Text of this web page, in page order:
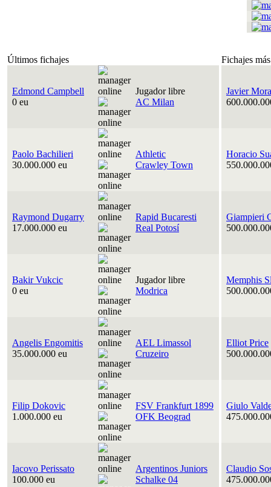
Últimos fichajes Fichajes
Edmond Campbell
0 eu
Jugador libre
AC Milan
Javier
Paolo Bachilieri
30.000.000 eu
Athletic
Crawley Town
Horacio
Raymond Dugarry
17.000.000 eu
Rapid Bucaresti
Real Potosí
Giampieri
Bakir Vukcic
0 eu
Jugador libre
Modrica
Memphis
Angelis Engomitis
35.000.000 eu
AEL Limassol
Cruzeiro
Elliot Price
Filip Dokovic
1.000.000 eu
FSV Frankfurt 1899
OFK Beograd
Giulo
Iacovo Perissato
100.000 eu
Argentinos Juniors
Schalke 04
Claudio